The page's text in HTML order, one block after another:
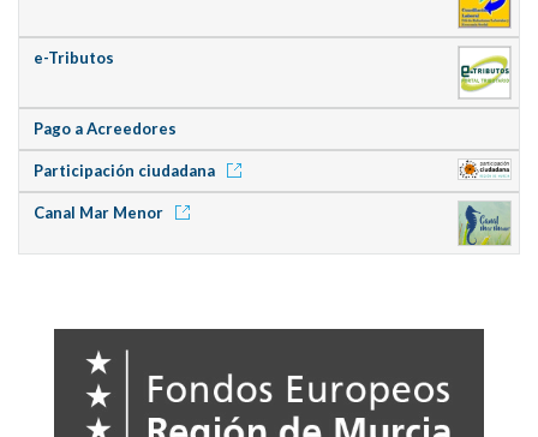
e-Tributos
Pago a Acreedores
Participación ciudadana
Canal Mar Menor